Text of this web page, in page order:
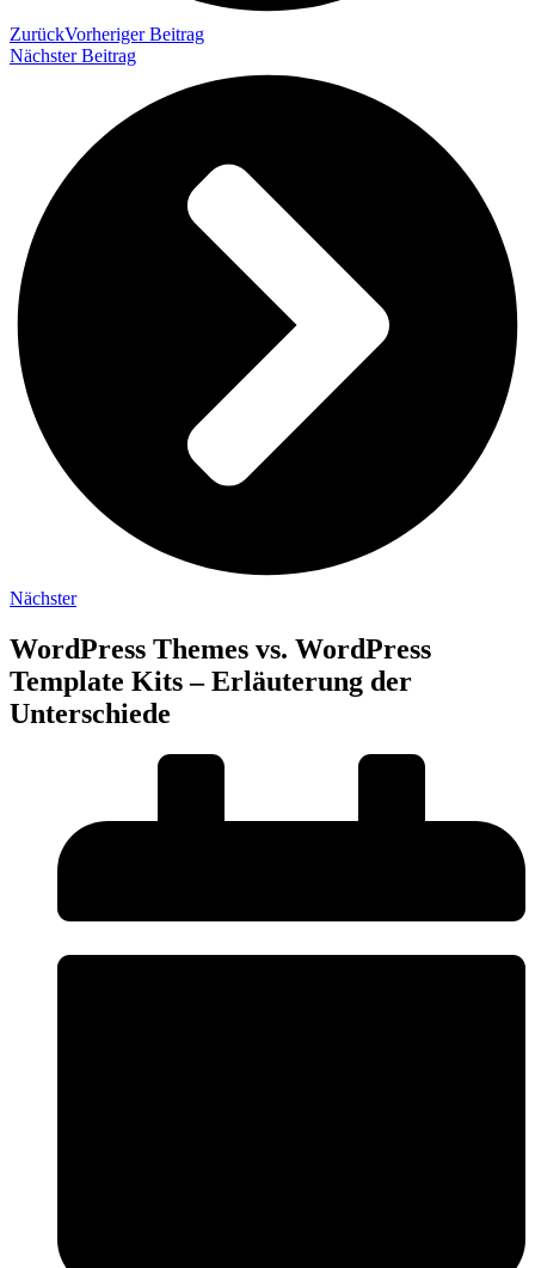
ZurückVorheriger Beitrag
Nächster Beitrag
Nächster
WordPress Themes vs. WordPress
Template Kits – Erläuterung der
Unterschiede